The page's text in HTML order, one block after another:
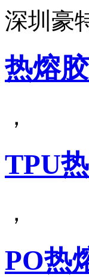
深圳豪
热熔
，
TPU
，
PO热